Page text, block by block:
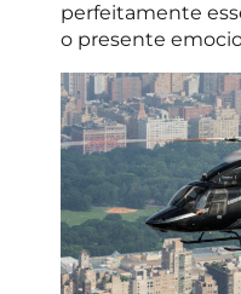
perfeitamente
o presente